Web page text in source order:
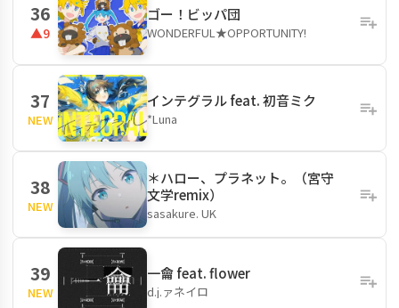
36
▲9
ゴー！ビッパ団
WONDERFUL★OPPORTUNITY!
37
NEW
インテグラル feat. 初音ミク
*Luna
38
NEW
＊ハロー、プラネット。（宮守
文学remix）
sasakure. UK
39
NEW
一龠 feat. flower
d.j.ァネイロ